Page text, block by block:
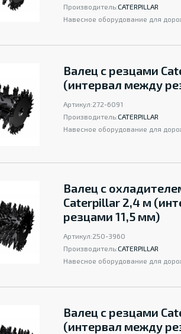
Производитель:CATERPILLAR
Навесное оборудование для
Валец с резцами
(интервал между
Артикул:272-6091
Производитель:CATERPILLAR
Навесное оборудование для
Валец с
Caterpillar 2,4 м
резцами 11,5 мм)
Артикул:250-3960
Производитель:CATERPILLAR
Навесное оборудование для
Валец с резцами
(интервал между